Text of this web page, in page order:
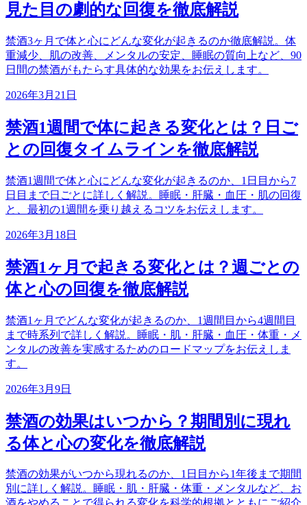
見た目の劇的な回復を徹底解説
禁酒3ヶ月で体と心にどんな変化が起きるのか徹底解説。体
重減少、肌の改善、メンタルの安定、睡眠の質向上など、90
日間の禁酒がもたらす具体的な効果をお伝えします。
2026年3月21日
禁酒1週間で体に起きる変化とは？日ご
との回復タイムラインを徹底解説
禁酒1週間で体と心にどんな変化が起きるのか、1日目から7
日目まで日ごとに詳しく解説。睡眠・肝臓・血圧・肌の回復
と、最初の1週間を乗り越えるコツをお伝えします。
2026年3月18日
禁酒1ヶ月で起きる変化とは？週ごとの
体と心の回復を徹底解説
禁酒1ヶ月でどんな変化が起きるのか、1週間目から4週間目
まで時系列で詳しく解説。睡眠・肌・肝臓・血圧・体重・メ
ンタルの改善を実感するためのロードマップをお伝えしま
す。
2026年3月9日
禁酒の効果はいつから？期間別に現れ
る体と心の変化を徹底解説
禁酒の効果がいつから現れるのか、1日目から1年後まで期間
別に詳しく解説。睡眠・肌・肝臓・体重・メンタルなど、お